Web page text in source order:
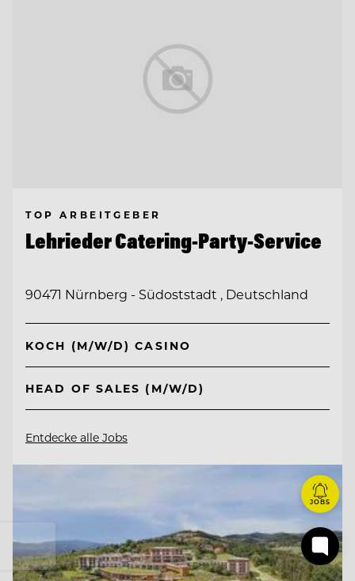
TOP ARBEITGEBER
Lehrieder Catering-Party-Service
90471 Nürnberg - Südoststadt , Deutschland
KOCH (M/W/D) CASINO
HEAD OF SALES (M/W/D)
Entdecke alle Jobs
JOBS